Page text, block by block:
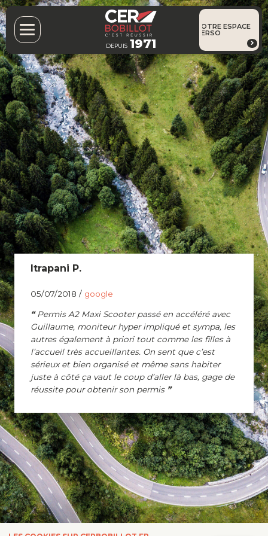
DEPUIS 1971
VOTRE ESPACE
PERSO
Itrapani P.
05/07/2018 / google
Permis A2 Maxi Scooter passé en accéléré avec
Guillaume, moniteur hyper impliqué et sympa, les
autres également à priori tout comme les filles à
l’accueil très accueillantes. On sent que c’est
sérieux et bien organisé et même sans habiter
juste à côté ça vaut le coup d’aller là bas, gage de
réussite pour obtenir son permis